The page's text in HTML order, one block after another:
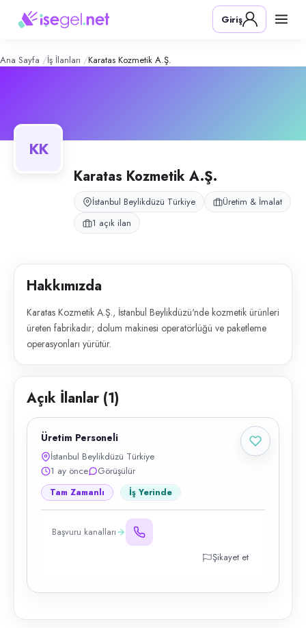
Kozmetik A.Ş. – Şirket
Konum:
Karatas Kozmetik A.Ş., İstanbul Beylikdüzü'nde kozmetik ürünleri
Giriş
Ana Sayfa İş İlanları Karatas Kozmetik A.Ş.
KK
Karatas Kozmetik A.Ş.
İstanbul Beylikdüzü Türkiye
Üretim & İmalat
1 açık ilan
Hakkımızda
Karatas Kozmetik A.Ş., İstanbul Beylikdüzü'nde kozmetik ürünleri
üreten fabrikadır; dolum makinesi operatörlüğü ve paketleme
operasyonları yürütür.
Açık İlanlar (1)
Üretim Personeli
İstanbul Beylikdüzü Türkiye
1 ay önce
Görüşülür
Tam Zamanlı İş Yerinde
Başvuru kanalları
Şikayet et